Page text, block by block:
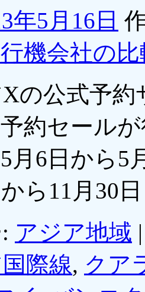
年5月16日
機会社の
の公式予
約セール
月6日から5
ら11月30
アジア地域 |
際線, クア